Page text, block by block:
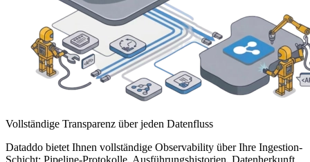
Vollständige Transparenz über jeden Datenfluss
Dataddo bietet Ihnen vollständige Observability über Ihre Ingestion-